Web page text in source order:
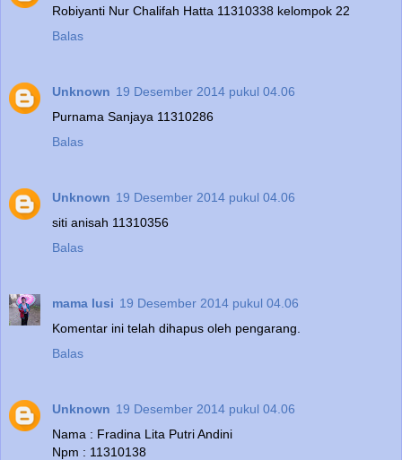
Robiyanti Nur Chalifah Hatta 11310338 kelompok 22
Balas
Unknown 19 Desember 2014 pukul 04.06
Purnama Sanjaya 11310286
Balas
Unknown 19 Desember 2014 pukul 04.06
siti anisah 11310356
Balas
mama lusi 19 Desember 2014 pukul 04.06
Komentar ini telah dihapus oleh pengarang.
Balas
Unknown 19 Desember 2014 pukul 04.06
Nama : Fradina Lita Putri Andini
Npm : 11310138